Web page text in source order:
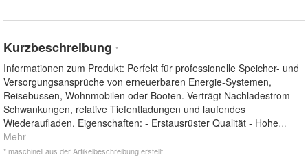
Kurzbeschreibung *
Informationen zum Produkt: Perfekt für professionelle Speicher- und
Versorgungsansprüche von erneuerbaren Energie-Systemen,
Reisebussen, Wohnmobilen oder Booten. Verträgt Nachladestrom-
Schwankungen, relative Tiefentladungen und laufendes
Wiederaufladen. Eigenschaften: - Erstausrüster Qualität - Hohe...
Mehr
* maschinell aus der Artikelbeschreibung erstellt